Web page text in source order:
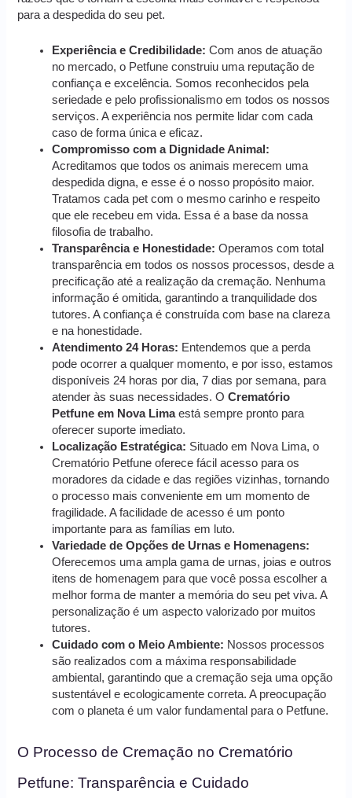
para a despedida do seu pet.
Experiência e Credibilidade: Com anos de atuação
no mercado, o Petfune construiu uma reputação de
confiança e excelência. Somos reconhecidos pela
seriedade e pelo profissionalismo em todos os nossos
serviços. A experiência nos permite lidar com cada
caso de forma única e eficaz.
Compromisso com a Dignidade Animal:
Acreditamos que todos os animais merecem uma
despedida digna, e esse é o nosso propósito maior.
Tratamos cada pet com o mesmo carinho e respeito
que ele recebeu em vida. Essa é a base da nossa
filosofia de trabalho.
Transparência e Honestidade: Operamos com total
transparência em todos os nossos processos, desde a
precificação até a realização da cremação. Nenhuma
informação é omitida, garantindo a tranquilidade dos
tutores. A confiança é construída com base na clareza
e na honestidade.
Atendimento 24 Horas: Entendemos que a perda
pode ocorrer a qualquer momento, e por isso, estamos
disponíveis 24 horas por dia, 7 dias por semana, para
atender às suas necessidades. OCrematório
Petfune em Nova Limaestá sempre pronto para
oferecer suporte imediato.
Localização Estratégica: Situado em Nova Lima, o
Crematório Petfune oferece fácil acesso para os
moradores da cidade e das regiões vizinhas, tornando
o processo mais conveniente em um momento de
fragilidade. A facilidade de acesso é um ponto
importante para as famílias em luto.
Variedade de Opções de Urnas e Homenagens:
Oferecemos uma ampla gama de urnas, joias e outros
itens de homenagem para que você possa escolher a
melhor forma de manter a memória do seu pet viva. A
personalização é um aspecto valorizado por muitos
tutores.
Cuidado com o Meio Ambiente: Nossos processos
são realizados com a máxima responsabilidade
ambiental, garantindo que a cremação seja uma opção
sustentável e ecologicamente correta. A preocupação
com o planeta é um valor fundamental para o Petfune.
O Processo de Cremação no Crematório
Petfune: Transparência e Cuidado